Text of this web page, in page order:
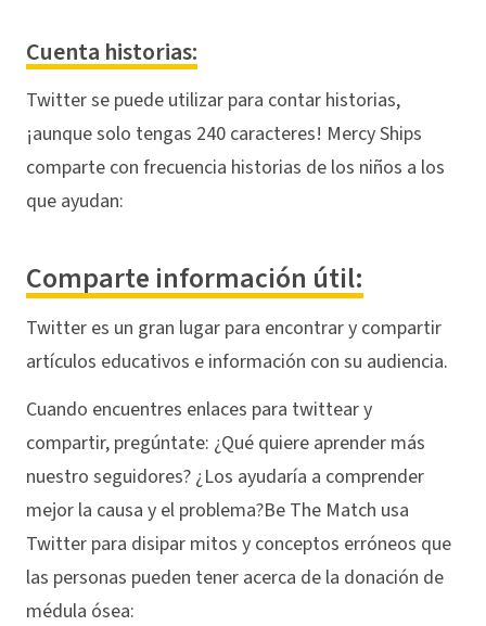
Cuenta historias:
Twitter se puede utilizar para contar historias,
¡aunque solo tengas 240 caracteres! Mercy Ships
comparte con frecuencia historias de los niños a los
que ayudan:
Comparte información útil:
Twitter es un gran lugar para encontrar y compartir
artículos educativos e información con su audiencia.
Cuando encuentres enlaces para twittear y
compartir, pregúntate: ¿Qué quiere aprender más
nuestro seguidores? ¿Los ayudaría a comprender
mejor la causa y el problema?Be The Match usa
Twitter para disipar mitos y conceptos erróneos que
las personas pueden tener acerca de la donación de
médula ósea: